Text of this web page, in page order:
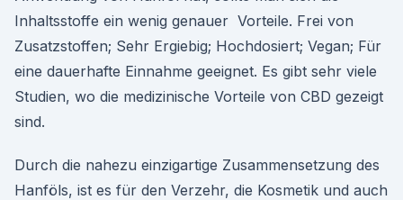
Inhaltsstoffe ein wenig genauer Vorteile. Frei von
Zusatzstoffen; Sehr Ergiebig; Hochdosiert; Vegan; Für
eine dauerhafte Einnahme geeignet. Es gibt sehr viele
Studien, wo die medizinische Vorteile von CBD gezeigt
sind.
Durch die nahezu einzigartige Zusammensetzung des
Hanföls, ist es für den Verzehr, die Kosmetik und auch